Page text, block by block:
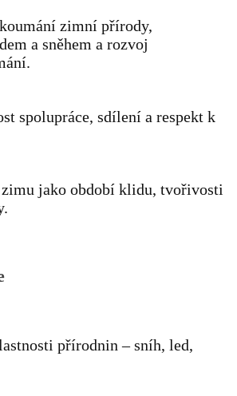
NA TÉMA JARO
NA TÉMA LÉTO
zimní přírody,
a sněhem a rozvoj
spolupráce, sdílení a respekt k
jako období klidu, tvořivosti
přírodnin – sníh, led,